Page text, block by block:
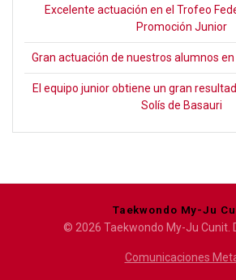
Excelente actuación en el Trofeo
Promoción Junior
Gran actuación de nuestros alumnos
El equipo junior obtiene un gran
Solís de Basauri
Taekwondo My-Ju
© 2026 Taekwondo My-Ju Cunit.
Comunicaciones